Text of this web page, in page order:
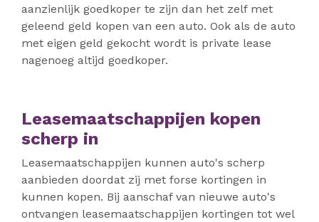
aanzienlijk goedkoper te zijn dan het zelf met
geleend geld kopen van een auto. Ook als de auto
met eigen geld gekocht wordt is private lease
nagenoeg altijd goedkoper.
Leasemaatschappijen kopen
scherp in
Leasemaatschappijen kunnen auto's scherp
aanbieden doordat zij met forse kortingen in
kunnen kopen. Bij aanschaf van nieuwe auto's
ontvangen leasemaatschappijen kortingen tot wel